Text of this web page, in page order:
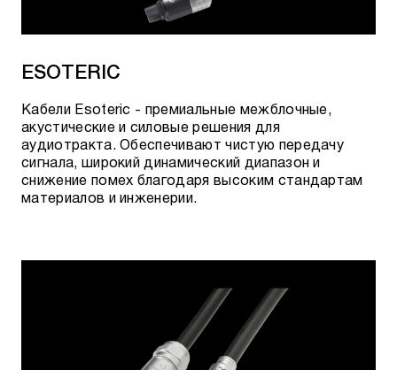
Rocket 11 SBW-SPADES
Rocket 33 SBW-SPADES
ЦИФРОВЫЕ КАБЕЛИ AUDIOQUEST
Blueberry 18 HDMI
Cinnamon 48 HDMI
ESOTERIC
Кабели Esoteric - премиальные межблочные,
акустические и силовые решения для
аудиотракта. Обеспечивают чистую передачу
сигнала, широкий динамический диапазон и
снижение помех благодаря высоким стандартам
материалов и инженерии.